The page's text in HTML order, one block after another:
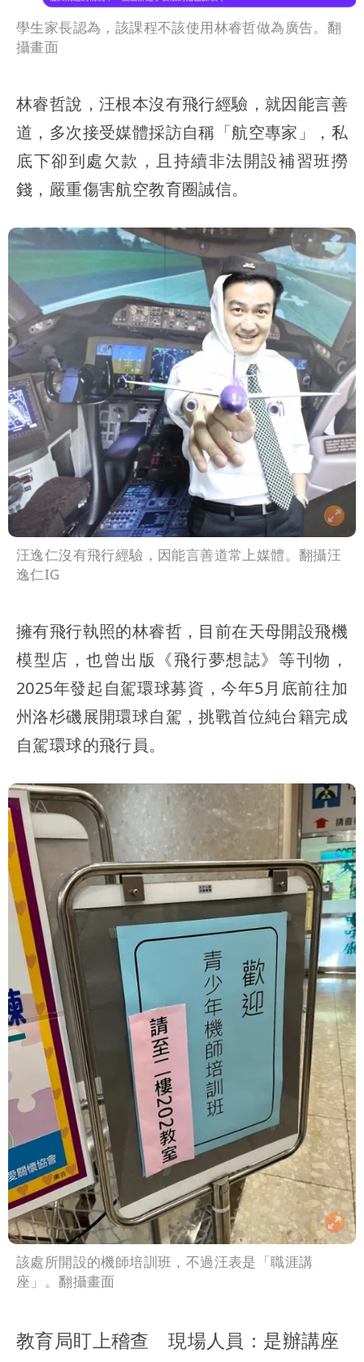
學生家長認為，該課程不該使用林睿哲做為廣告。翻
攝畫面
林睿哲說，汪根本沒有飛行經驗，就因能言善
道，多次接受媒體採訪自稱「航空專家」
，私
底下卻到處欠款，且持續非法開設補習班撈
錢，嚴重傷害航空教育圈誠信。
汪逸仁沒有飛行經驗，因能言善道常上媒體。翻攝汪
逸仁IG
擁有飛行執照的林睿哲，目前在天母開設飛機
模型店，也曾出版《飛行夢想誌》等刊物，
2025年發起自駕環球募資，今年5月底前往加
州洛杉磯展開環球自駕，挑戰首位純台籍完成
自駕環球的飛行員。
該處所開設的機師培訓班，不過汪表是「職涯講
座」。翻攝畫面
教育局盯上稽查 現場人員：是辦講座